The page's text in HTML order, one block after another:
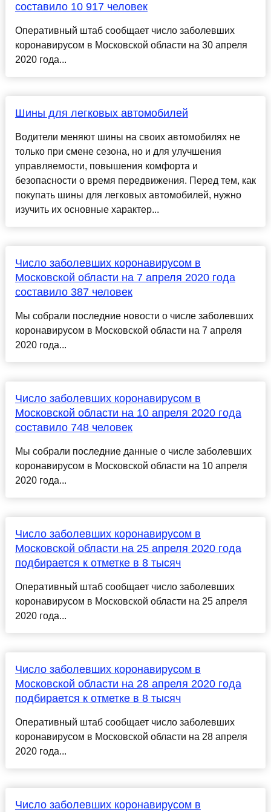
составило 10 917 человек
Оперативный штаб сообщает число заболевших
коронавирусом в Московской области на 30 апреля
2020 года...
Шины для легковых автомобилей
Водители меняют шины на своих автомобилях не
только при смене сезона, но и для улучшения
управляемости, повышения комфорта и
безопасности о время передвижения. Перед тем, как
покупать шины для легковых автомобилей, нужно
изучить их основные характер...
Число заболевших коронавирусом в
Московской области на 7 апреля 2020 года
составило 387 человек
Мы собрали последние новости о числе заболевших
коронавирусом в Московской области на 7 апреля
2020 года...
Число заболевших коронавирусом в
Московской области на 10 апреля 2020 года
составило 748 человек
Мы собрали последние данные о числе заболевших
коронавирусом в Московской области на 10 апреля
2020 года...
Число заболевших коронавирусом в
Московской области на 25 апреля 2020 года
подбирается к отметке в 8 тысяч
Оперативный штаб сообщает число заболевших
коронавирусом в Московской области на 25 апреля
2020 года...
Число заболевших коронавирусом в
Московской области на 28 апреля 2020 года
подбирается к отметке в 8 тысяч
Оперативный штаб сообщает число заболевших
коронавирусом в Московской области на 28 апреля
2020 года...
Число заболевших коронавирусом в